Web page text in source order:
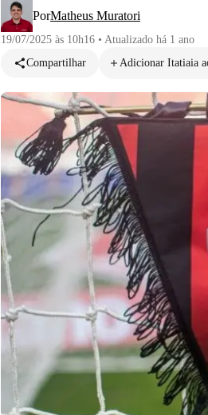
PorMatheus Muratori
19/07/2025 às 10h16 • Atualizado há 1 ano
Compartilhar
Adicionar Itatiaia